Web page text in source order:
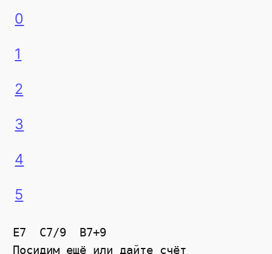
0
1
2
3
4
5
E7  C7/9  B7+9
Посидим ещё или дайте счёт